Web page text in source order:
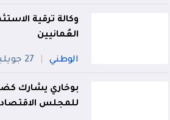
وكالة ترقية
العُمانيين
الوطني 27 جويلية
بوخاري يشارك
للمجلس